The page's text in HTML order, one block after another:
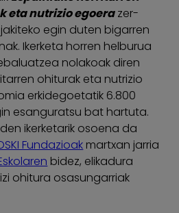
eta nutrizio egoerazer-
egin duten bigarren
Ikerketa horren helburua
nolakoak diren
ohiturak eta nutrizio
erkidegoetatik 6.800
esanguratsu bat hartuta.
ikerketarik osoena da
Fundazioak martxan jarria
bidez, elikadura
ohitura osasungarriak